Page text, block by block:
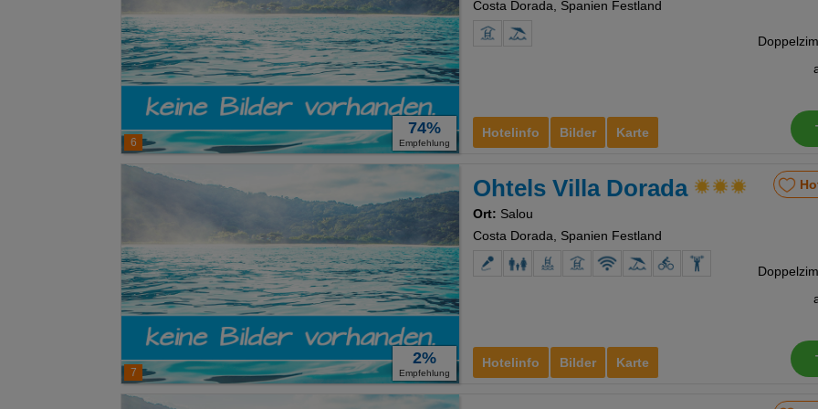
6
74%
Empfehlung
Hotelinfo Bilder Karte
Costa Dorada, Spanien Festland
7
2%
Empfehlung
Hotelinfo Bilder Karte
Ohtels Villa Dorada
Ort: Salou
Costa Dorada, Spanien Festland